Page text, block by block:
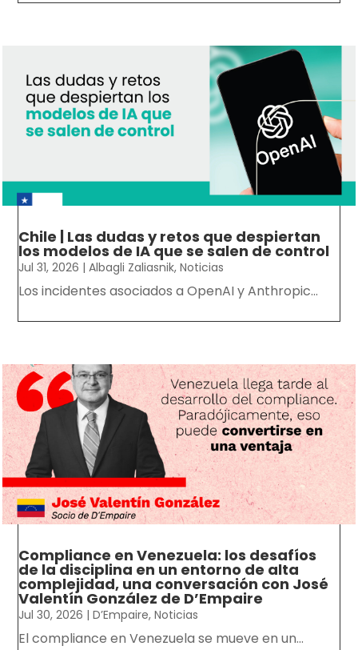
Chile | Las dudas y retos que despiertan
los modelos de IA que se salen de control
Jul 31, 2026 |Albagli Zaliasnik,Noticias
Los incidentes asociados a OpenAI y Anthropic...
Compliance en Venezuela: los desafíos
de la disciplina en un entorno de alta
complejidad, una conversación con José
Valentín González de D’Empaire
Jul 30, 2026 |D’Empaire,Noticias
El compliance en Venezuela se mueve en un...